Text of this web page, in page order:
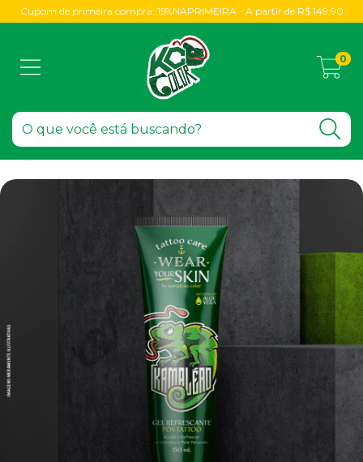
Cupom de primeira compra: 15%NAPRIMEIRA - A partir de R$ 149,90
0